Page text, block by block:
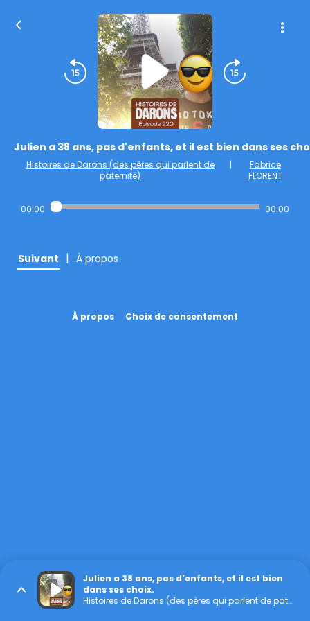
Julien a 38 ans, pas d'enfants, et il est bien dans ses
Histoires de Darons (des pères qui parlent de
paternité)
|
Fabrice
FLORENT
00:00 00:00
Suivant | À propos
À propos Choix de consentement
Julien a 38 ans, pas d'enfants, et il est bien
dans ses choix.
Histoires de Darons (des pères qui parlent de paternité)